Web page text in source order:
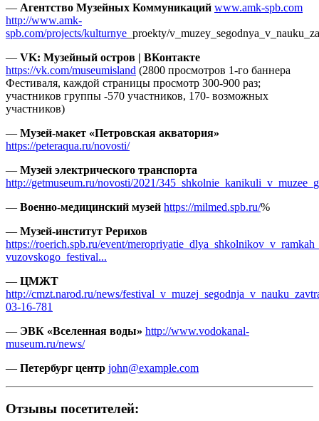
— Агентство Музейных Коммуникаций www.amk-spb.com
http://www.amk-
spb.com/projects/kulturnye _proekty/
— VK: Музейный остров | ВКонтакте
https://vk.com/museumisland (2800 просмотров 1-го баннера
Фестиваля, каждой страницы просмотр 300-900 раз;
участников группы -570 участников, 170- возможных
участников)
— Музей-макет «Петровская акватория»
https://peteraqua.ru/novosti/
— Музей электрического транспорта
http://getmuseum.ru/novosti/2021/
— Военно-медицинский музей https://milmed.spb.ru/%
— Музей-институт Рерихов
https://roerich.spb.ru/event/
vuzovskogo_festival...
— ЦМЖТ
http://cmzt.narod.ru/news/
03-16-781
— ЭВК «Вселенная воды» http://www.vodokanal-
museum.ru/news/
— Петербург центр john@example.com
Отзывы посетителей: